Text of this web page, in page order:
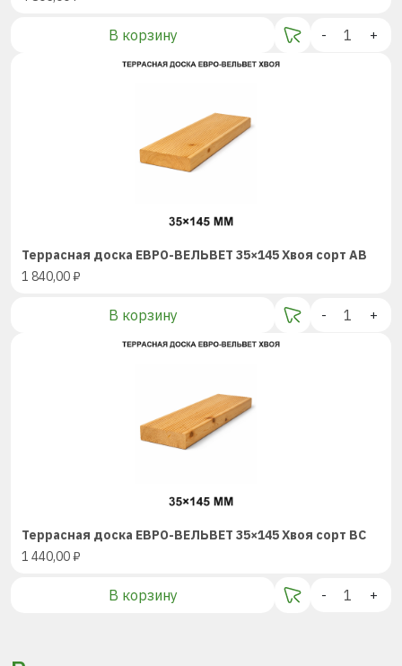
В корзину - +
Террасная доска ЕВРО-ВЕЛЬВЕТ 35×145 Хвоя сорт AB
1 840,00₽
В корзину - +
Террасная доска ЕВРО-ВЕЛЬВЕТ 35×145 Хвоя сорт BC
1 440,00₽
В корзину - +